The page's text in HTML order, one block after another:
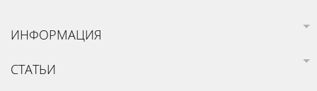
ИНФОРМАЦИЯ
СТАТЬИ